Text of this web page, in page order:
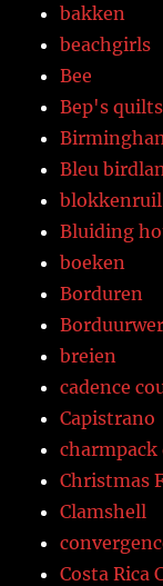
bakken
beachgirls
Bee
Bep's quilts
Bleu
blokkenruil
Bluiding
boeken
Borduren
breien
cadence
Capistrano
Christmas
Clamshell
Costa Rica